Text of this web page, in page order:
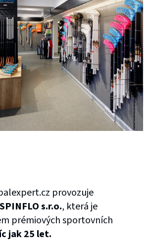
provozuje
SPINFLO s.r.o., která je
prémiových sportovních
jak 25 let.